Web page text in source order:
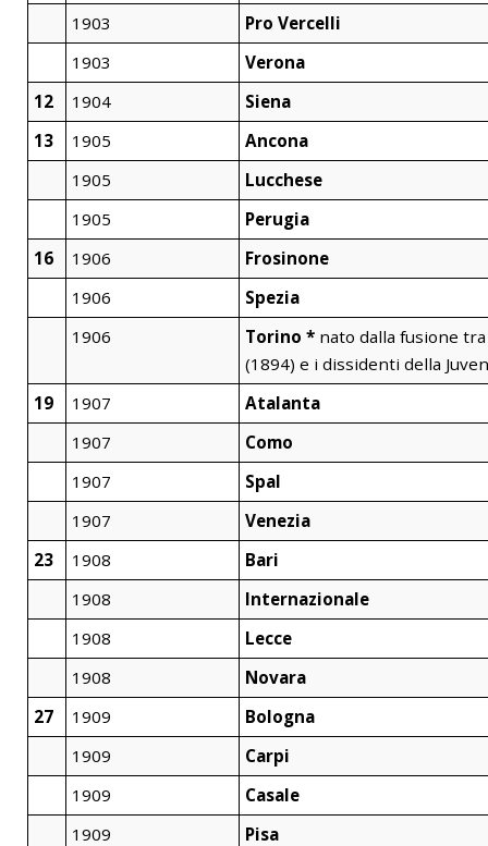
1903
Pro Vercelli
1903
Verona
12
1904
Siena
13
1905
Ancona
1905
Lucchese
1905
Perugia
16
1906
Frosinone
1906
Spezia
1906
Torino * nato dalla fusione tra
(1894) e i dissidenti della
19
1907
Atalanta
1907
Como
1907
Spal
1907
Venezia
23
1908
Bari
1908
Internazionale
1908
Lecce
1908
Novara
27
1909
Bologna
1909
Carpi
1909
Casale
1909
Pisa